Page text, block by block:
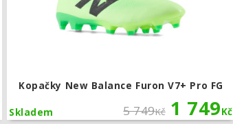
Kopačky New Balance Furon V7+ Pro FG
5 749Kč 1 749Kč
Skladem